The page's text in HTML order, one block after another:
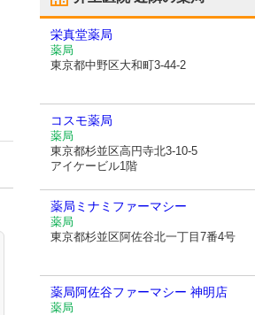
栄真堂薬局
薬局
東京都中野区大和町3-44-2
コスモ薬局
薬局
東京都杉並区高円寺北3-10-5
アイケービル1階
薬局ミナミファーマシー
薬局
東京都杉並区阿佐谷北一丁目7番4号
薬局阿佐谷ファーマシー 神明店
薬局